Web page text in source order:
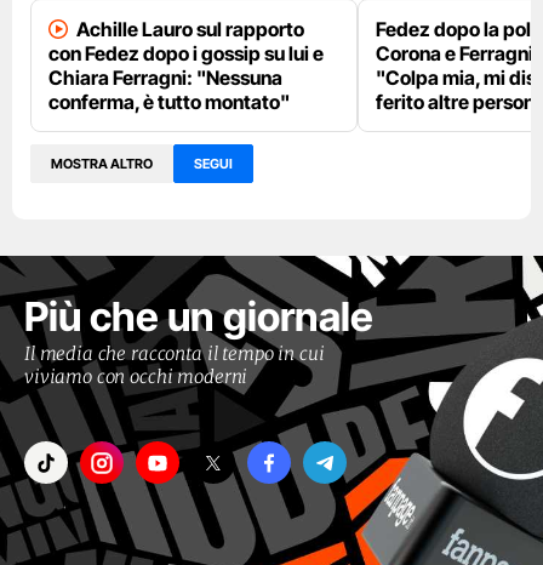
Achille Lauro sul rapporto
con Fedez dopo i gossip su lui e
Chiara Ferragni: "Nessuna
conferma, è tutto montato"
Fedez dopo la
Corona e Ferragni
"Colpa mia, mi
ferito altre
MOSTRA ALTRO SEGUI
Più che un giornale
Il media che racconta il tempo in cui
viviamo con occhi moderni